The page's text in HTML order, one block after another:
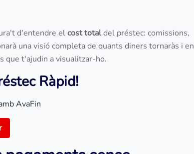
d'entendre elcost totaldel préstec: comissions,
una visió completa de quants diners tornaràs i en
que t'ajudin a visualitzar-ho.
Ràpid!
AvaFin